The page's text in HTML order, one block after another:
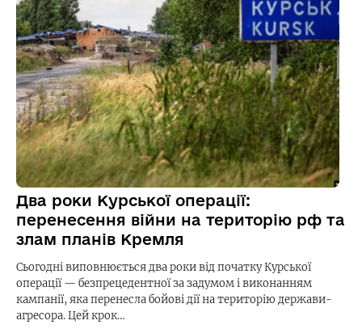
Два роки Курської операції:
перенесення війни на територію рф та
злам планів Кремля
Сьогодні виповнюється два роки від початку Курської
операції — безпрецедентної за задумом і виконанням
кампанії, яка перенесла бойові дії на територію держави-
агресора. Цей крок…